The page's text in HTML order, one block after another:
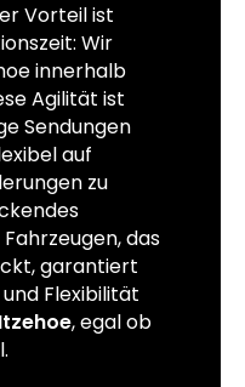
Vorteil ist
Wir
innerhalb
Agilität ist
Sendungen
auf
zu
das
garantiert
Flexibilität
, egal ob